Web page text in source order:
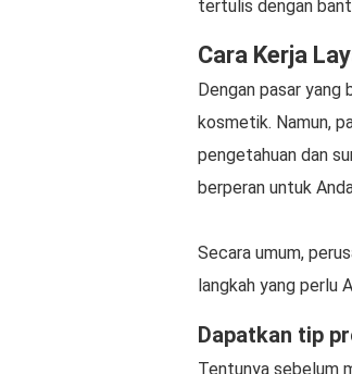
tertulis dengan
Cara Kerja
Dengan pasar yang
kosmetik. Namun,
pengetahuan dan
berperan untuk
Secara umum,
langkah yang perlu
Dapatkan tip
Tentunya sebelum